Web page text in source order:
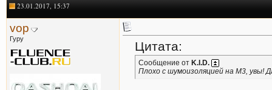
23.01.2017, 15:37
vop
Гуру
Цитата:
Сообщение от K.I.D.
Плохо с шумоизоляцией на М3, увы!